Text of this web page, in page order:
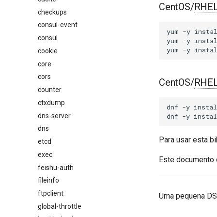
checkups
consul-event
consul
cookie
core
cors
counter
ctxdump
dns-server
dns
etcd
exec
feishu-auth
fileinfo
ftpclient
global-throttle
CentOS/
yum -y
yum -y
yum -y
CentOS/
dnf -y
dnf -y
Para usar esta
Este
Uma pequena